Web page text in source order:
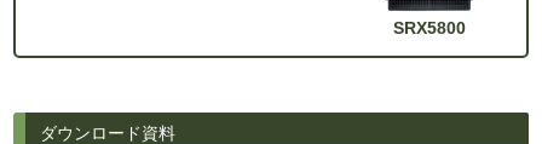
SRX5800
ダウンロード資料